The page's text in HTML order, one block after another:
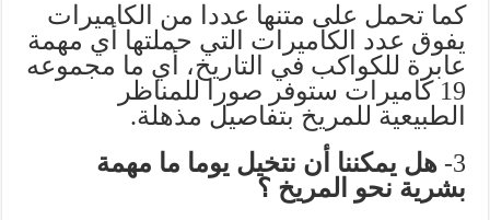
كما تحمل على متنها عددا من الكاميرات
يفوق عدد الكاميرات التي حملتها أي مهمة
عابرة للكواكب في التاريخ، أي ما مجموعه
19 كاميرات ستوفر صورا للمناظر
الطبيعية للمريخ بتفاصيل مذهلة.
3- هل يمكننا أن نتخيل يوما ما مهمة
بشرية نحو المريخ ؟